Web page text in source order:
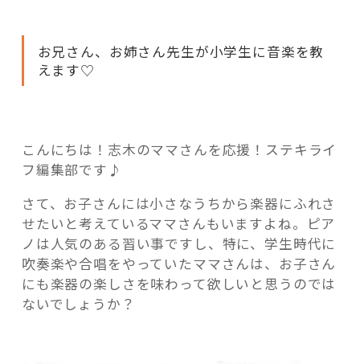
コーディネーター紹介
記事検索
先
に
教
え
ま
す！
「楽
器
に
ふ
お兄さん、お姉さん先生が小学生に音楽を教
えます♡
こんにちは！志木のママさんを応援！ステキライ
フ編集部です♪
さて、お子さんには小さなうちから楽器にふれさ
せたいと考えているママさんもいますよね。ピア
ノは人気のある習い事ですし、特に、学生時代に
吹奏楽や合唱をやっていたママさんは、お子さん
にも楽器の楽しさを味わって欲しいと思うのでは
ないでしょうか？